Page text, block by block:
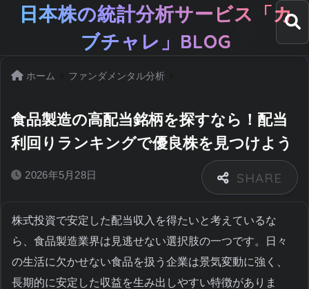
日本株の統計分析サービス「カ
ブチャレ」BLOG
ホーム ファンダメンタル分析
食品製造の高配当銘柄を探すなら！配当
利回りランキングで優良株を見つけよう
2026年5月28日
株式投資で安定した配当収入を得たいと考えているな
ら、食品製造業界は見逃せない選択肢の一つです。日々
の生活に欠かせない食品を扱う企業は景気変動に強く、
長期的に安定した収益を生み出しやすい特徴がありま